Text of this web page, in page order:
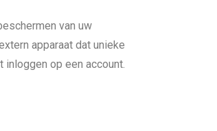
van uw
apparaat dat unieke
op een account.